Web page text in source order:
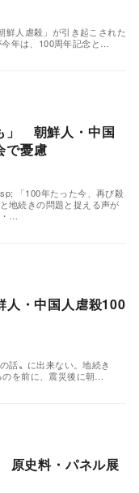
鮮人虐殺」が引き起こされた
年は、100周年記念と…
」 朝鮮人・中国
で憂慮
「100年たった今、再び殺
地続きの問題と捉える声が
…
人・中国人虐殺100
話〟に出来ない。地続き
を前に、震災後に朝…
原史料・パネル展